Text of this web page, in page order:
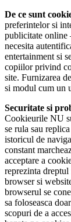
De ce sunt
preferintelor si
publicitate online
necesita
entertainment si
copiilor privind
site. Furnizarea
si modul cum un
Securitate si
Cookieurile NU
se rula sau
istoricul de
constant
acceptare a
reprezinta
browser si
browserul se
sa foloseasca
scopuri de a